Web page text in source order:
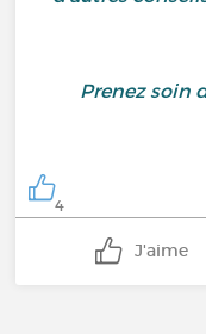
Prenez soin
4
J'aime